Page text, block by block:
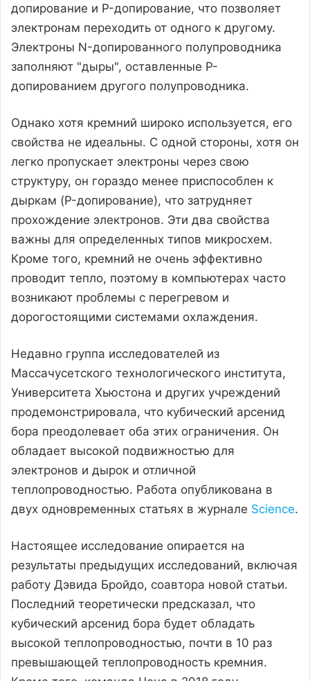
допирование и P-допирование, что позволяет
электронам переходить от одного к другому.
Электроны N-допированного полупроводника
заполняют "дыры", оставленные P-
допированием другого полупроводника.
Однако хотя кремний широко используется, его
свойства не идеальны. С одной стороны, хотя он
легко пропускает электроны через свою
структуру, он гораздо менее приспособлен к
дыркам (P-допирование), что затрудняет
прохождение электронов. Эти два свойства
важны для определенных типов микросхем.
Кроме того, кремний не очень эффективно
проводит тепло, поэтому в компьютерах часто
возникают проблемы с перегревом и
дорогостоящими системами охлаждения.
Недавно группа исследователей из
Массачусетского технологического института,
Университета Хьюстона и других учреждений
продемонстрировала, что кубический арсенид
бора преодолевает оба этих ограничения. Он
обладает высокой подвижностью для
электронов и дырок и отличной
теплопроводностью. Работа опубликована в
двух одновременных статьях в журнале Science.
Настоящее исследование опирается на
результаты предыдущих исследований, включая
работу Дэвида Бройдо, соавтора новой статьи.
Последний теоретически предсказал, что
кубический арсенид бора будет обладать
высокой теплопроводностью, почти в 10 раз
превышающей теплопроводность кремния.